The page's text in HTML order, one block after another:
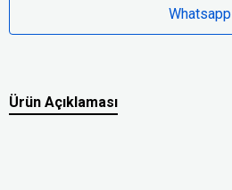
Whatsapp
Ürün Açıklaması